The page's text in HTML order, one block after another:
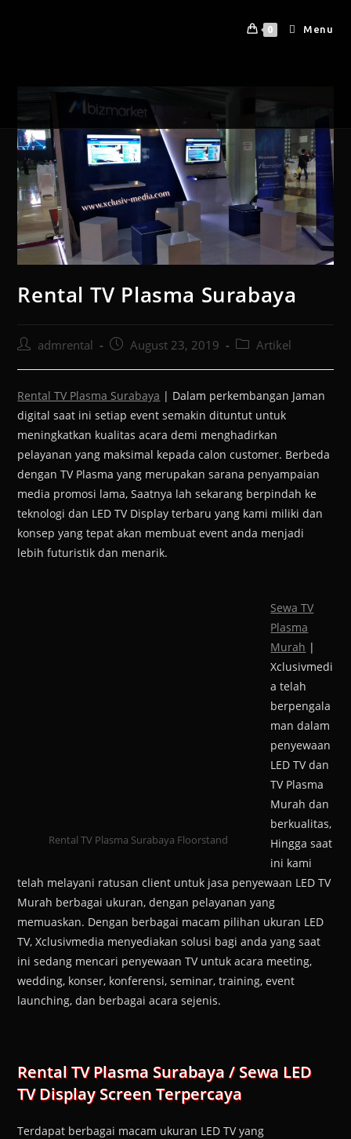
0 Menu
Rental TV Plasma Surabaya
admrental August 23, 2019 Artikel
Rental TV Plasma Surabaya | Dalam perkembangan Jaman
digital saat ini setiap event semakin dituntut untuk
meningkatkan kualitas acara demi menghadirkan
pelayanan yang maksimal kepada calon customer. Berbeda
dengan TV Plasma yang merupakan sarana penyampaian
media promosi lama, Saatnya lah sekarang berpindah ke
teknologi dan LED TV Display terbaru yang kami miliki dan
konsep yang tepat akan membuat event anda menjadi
lebih futuristik dan menarik.
Rental TV Plasma Surabaya Floorstand
Sewa TV
Plasma
Murah |
Xclusivmedi
a telah
berpengala
man dalam
penyewaan
LED TV dan
TV Plasma
Murah dan
berkualitas,
Hingga saat
ini kami
telah melayani ratusan client untuk jasa penyewaan LED TV
Murah berbagai ukuran, dengan pelayanan yang
memuaskan. Dengan berbagai macam pilihan ukuran LED
TV, Xclusivmedia menyediakan solusi bagi anda yang saat
ini sedang mencari penyewaan TV untuk acara meeting,
wedding, konser, konferensi, seminar, training, event
launching, dan berbagai acara sejenis.
Rental TV Plasma Surabaya / Sewa LED
TV Display Screen Terpercaya
Terdapat berbagai macam ukuran LED TV yang